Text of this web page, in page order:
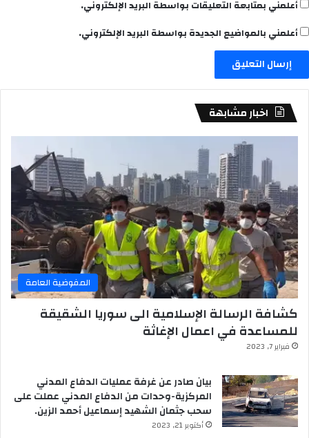
أعلمني بمتابعة التعليقات بواسطة البريد الإلكتروني.
أعلمني بالمواضيع الجديدة بواسطة البريد الإلكتروني.
اخبار مشابهة
المفوضية العامة
كشافة الرسالة الإسلامية الى سوريا الشقيقة
للمساعدة في اعمال الإغاثة
فبراير 7, 2023
بيان صادر عن غرفة عمليات الدفاع المدني
المركزية-وحدات من الدفاع المدني عملت على
سحب جثمان الشهيد إسماعيل أحمد الزين.
أكتوبر 21, 2023